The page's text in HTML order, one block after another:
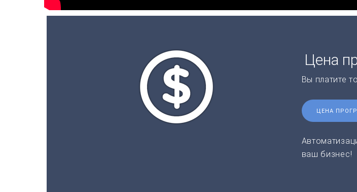
Цена
Вы платите
ЦЕНА
ваш бизнес!